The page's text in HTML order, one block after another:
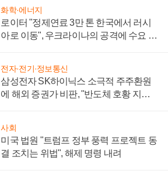
화학·에너지
로이터 "정제연료 3만 톤 한국에서 러시
아로 이동", 우크라이나의 공격에 수요 늘
전자·전기·정보통신
삼성전자 SK하이닉스 소극적 주주환원
에 해외 증권가 비판, "반도체 호황 지속
사회
미국 법원 "트럼프 정부 풍력 프로젝트 동
결 조치는 위법", 해제 명령 내려